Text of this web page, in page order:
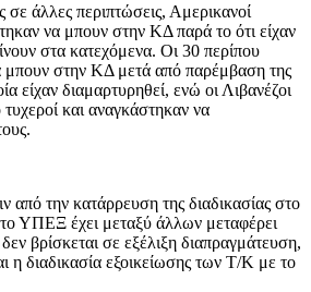
σε άλλες περιπτώσεις, Αμερικανοί
να μπουν στην ΚΔ παρά το ότι είχαν
στα κατεχόμενα. Οι 30 περίπου
μπουν στην ΚΔ μετά από παρέμβαση της
είχαν διαμαρτυρηθεί, ενώ οι Λιβανέζοι
και αναγκάστηκαν να
την κατάρρευση της διαδικασίας στο
ΥΠΕΞ έχει μεταξύ άλλων μεταφέρει
βρίσκεται σε εξέλιξη διαπραγμάτευση,
η διαδικασία εξοικείωσης των Τ/Κ με το